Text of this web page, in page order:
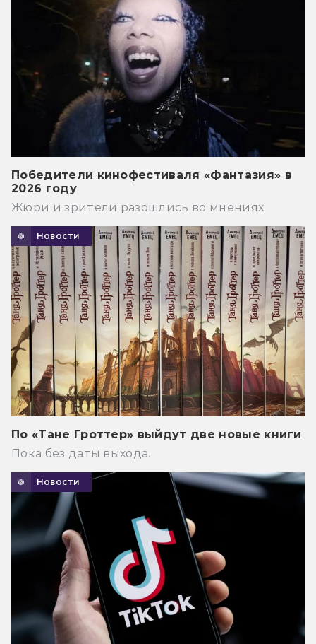
Победители кинофестиваля «Фантазия» в
2026 году
Жюри и зрители разошлись во мнениях
Новости
По «Тане Гроттер» выйдут две новые книги
Пока без даты выхода.
Новости